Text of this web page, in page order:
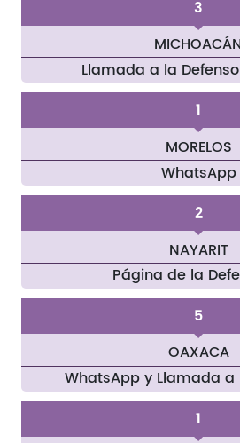
3
Llamada a la
1
MORELOS
WhatsApp
2
NAYARIT
Página de la
5
OAXACA
WhatsApp y Llamada a
1